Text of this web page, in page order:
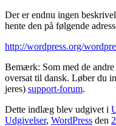
Der er endnu ingen
hente den på følgende
http://wordpress.org/
Bemærk: Som med de
oversat til dansk. Løber du
jeres) support-forum.
Dette indlæg blev udgivet i
Udgivelser, WordPress den